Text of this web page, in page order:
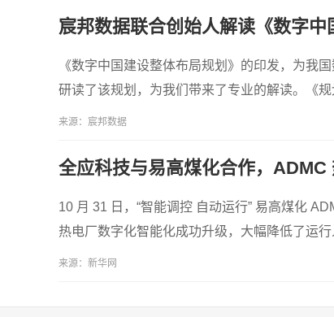
宸邦数据联合创始人解读《数字中
《数字中国建设整体布局规划》的印发，为我
研读了该规划，为我们带来了专业的解读。《
来源：宸邦数据
全应科技与易高煤化合作，
10 月 31 日，“智能调控 自动运行” 易高煤化
热电厂数字化智能化成功升级，大幅降低了运
来源：新华网